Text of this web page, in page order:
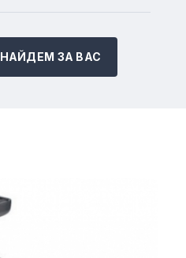
НАЙДЕМ ЗА ВАС